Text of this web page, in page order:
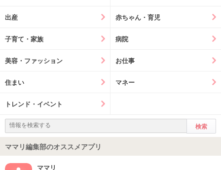
出産 赤ちゃん・育児
子育て・家族 病院
美容・ファッション お仕事
住まい マネー
トレンド・イベント
ママリ編集部のオススメアプリ
ママリ